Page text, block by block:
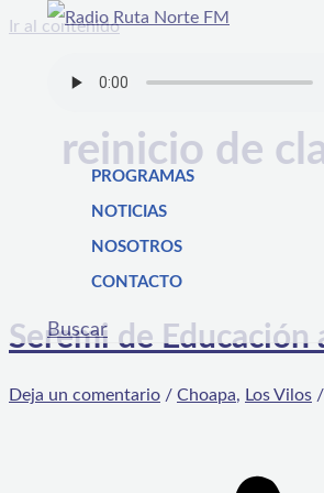
Ir al contenido
PROGRAMAS
NOTICIAS
NOSOTROS
CONTACTO
Buscar
reinicio de
Seremi de
Deja un comentario / Choapa, Los Vilos /